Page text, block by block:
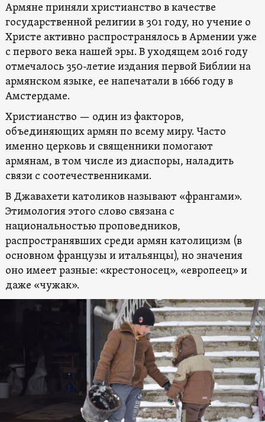
Армяне приняли христианство в качестве
государственной религии в 301 году, но учение о
Христе активно распространялось в Армении уже
с первого века нашей эры. В уходящем 2016 году
отмечалось 350-летие издания первой Библии на
армянском языке, ее напечатали в 1666 году в
Амстердаме.
Христианство — один из факторов,
объединяющих армян по всему миру. Часто
именно церковь и священники помогают
армянам, в том числе из диаспоры, наладить
связи с соотечественниками.
В Джавахети католиков называют «франгами».
Этимология этого слово связана с
национальностью проповедников,
распространявших среди армян католицизм (в
основном французы и итальянцы), но значения
оно имеет разные: «крестоносец», «европеец» и
даже «чужак».